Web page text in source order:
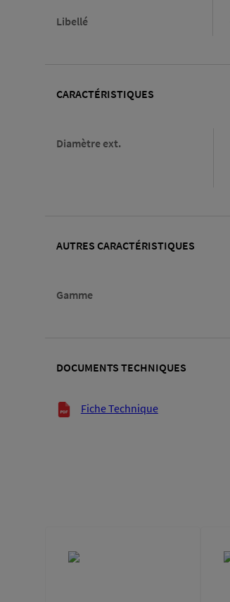
Libellé
CARACTÉRISTIQUES
Diamètre ext.
AUTRES CARACTÉRISTIQUES
Gamme
DOCUMENTS TECHNIQUES
Documents techniques
Fiche Technique